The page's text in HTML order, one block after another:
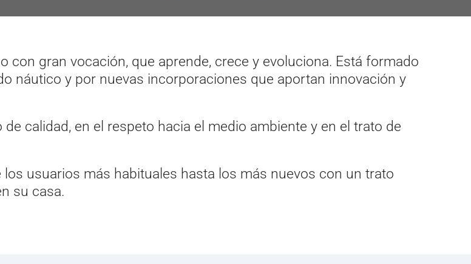
con gran vocación, que aprende, crece y evoluciona. Está formado
náutico y por nuevas incorporaciones que aportan innovación y
calidad, en el respeto hacia el medio ambiente y en el trato de
usuarios más habituales hasta los más nuevos con un trato
su casa.